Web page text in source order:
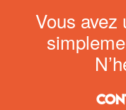
Vous avez